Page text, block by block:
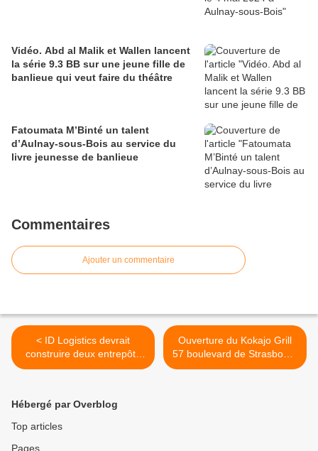
Vidéo. Abd al Malik et Wallen lancent
la série 9.3 BB sur une jeune fille de
banlieue qui veut faire du théâtre
Fatoumata M’Binté un talent
d’Aulnay-sous-Bois au service du
livre jeunesse de banlieue
Commentaires
Ajouter un commentaire
< ID Logistics devrait
construire deux entrepôts
sur le site PSA d’Aulnay-
Ouverture du Kokajo Grill
57 boulevard de Strasbourg
à Aulnay-sous-Bois >
Hébergé par Overblog
Top articles
Pages